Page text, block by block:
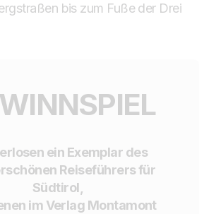
bis zum Fuße der Drei
ein Exemplar des
Reiseführers für
Südtirol,
im Verlag Montamont